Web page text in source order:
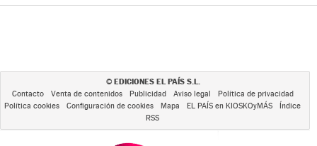
© EDICIONES EL PAÍS S.L.
Contacto Venta de contenidos Publicidad Aviso legal
Política de privacidad
Política cookies
Configuración de cookies Mapa EL PAÍS en KIOSKOyMÁS
Índice
RSS